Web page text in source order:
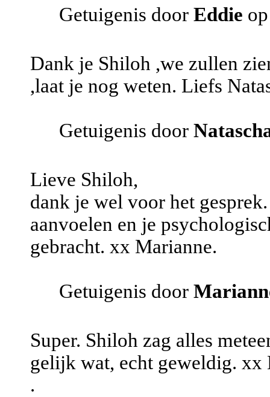
Getuigenis door Eddie
Dank je Shiloh ,we zullen
,laat je nog weten. Liefs
Getuigenis door
Lieve Shiloh,
dank je wel voor het
aanvoelen en je
gebracht. xx Marianne.
Getuigenis door
Super. Shiloh zag alles
gelijk wat, echt geweldig. xx
.